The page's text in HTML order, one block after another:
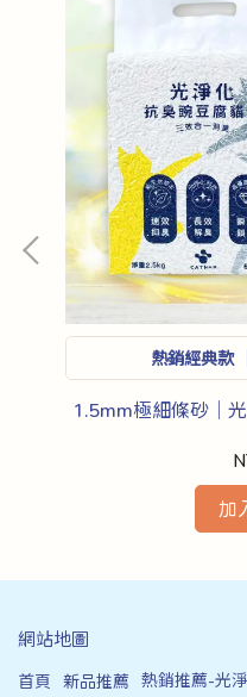
熱銷經典款
體驗瞬間吸水
1.5mm極細條砂｜
加
網站地圖
首頁 新品推薦 熱銷推薦-光